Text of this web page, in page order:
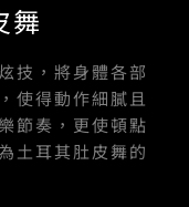
舞
技，將身體各部
使得動作細膩且
節奏，更使頓點
土耳其肚皮舞的